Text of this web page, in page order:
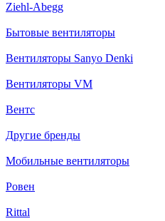
Ziehl-Abegg
Бытовые вентиляторы
Вентиляторы Sanyo Denki
Вентиляторы VM
Вентс
Другие бренды
Мобильные вентиляторы
Ровен
Rittal